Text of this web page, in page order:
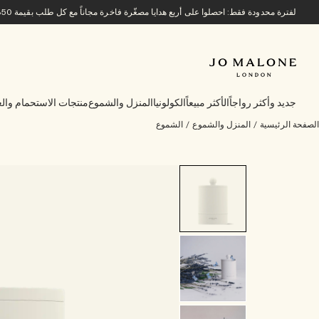
لفترة محدودة فقط: احصلوا على أربع هدايا مصغّرة فاخرة مجاناً مع كل طلب بقيمة 850 ريالاً سعودياً أو أكثر.
جديد وأكثر رواجاً الأكثر مبيعاً الكولونيا المنزل والشموعمنتجات الاستحمام
الصفحة الرئيسية / المنزل والشموع / الشموع